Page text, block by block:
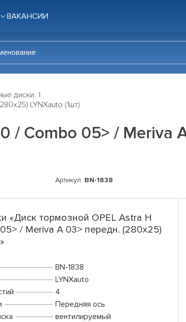
ВАКАНСИИ
диски
LYNXauto (1шт)
/ Combo 05> / Meriva
Артикул: BN-1838
«Диск тормозной OPEL Astra H
/ Meriva A 03> передн. (280x25)
BN-1838
LYNXauto
4
Передняя ось
вентилируемый